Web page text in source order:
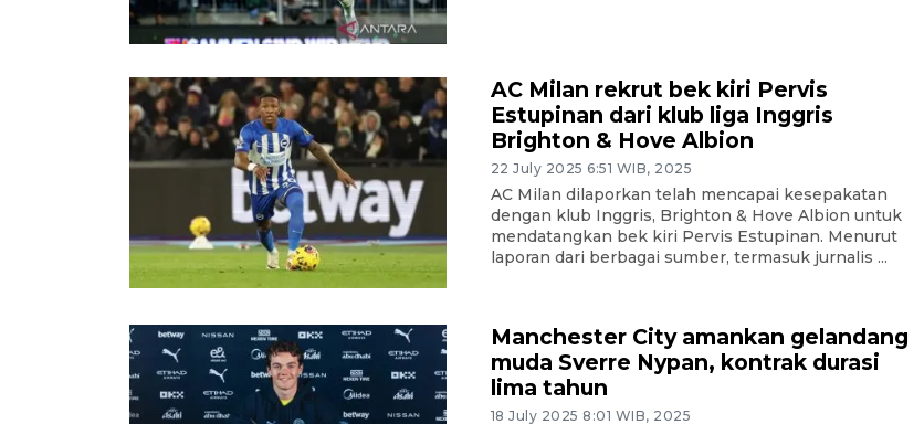
AC Milan rekrut bek kiri Pervis
Estupinan dari klub liga Inggris
Brighton & Hove Albion
22 July 2025 6:51 WIB, 2025
AC Milan dilaporkan telah mencapai kesepakatan
dengan klub Inggris, Brighton & Hove Albion untuk
mendatangkan bek kiri Pervis Estupinan. Menurut
laporan dari berbagai sumber, termasuk jurnalis ...
Manchester City amankan gelandang
muda Sverre Nypan, kontrak durasi
lima tahun
18 July 2025 8:01 WIB, 2025